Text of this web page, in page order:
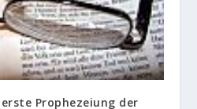
Prophezeiung der